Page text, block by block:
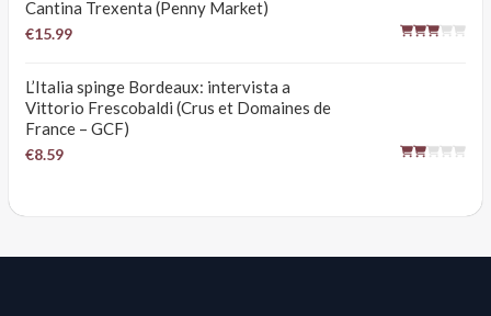
Cantina Trexenta (Penny Market)
€15.99
L’Italia spinge Bordeaux: intervista a
Vittorio Frescobaldi (Crus et Domaines de
France – GCF)
€8.59